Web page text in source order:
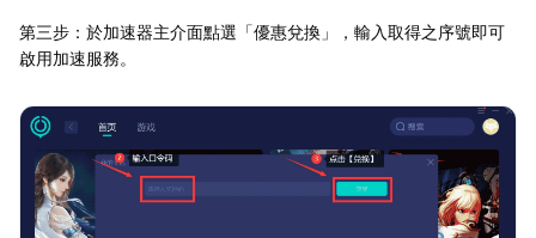
第三步：於加速器主介面點選「優惠兌換」，輸入取得之序號即可
啟用加速服務。